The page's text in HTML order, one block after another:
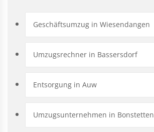
Geschäftsumzug in Wiesendangen
Umzugsrechner in Bassersdorf
Entsorgung in Auw
Umzugsunternehmen in Bonstetten